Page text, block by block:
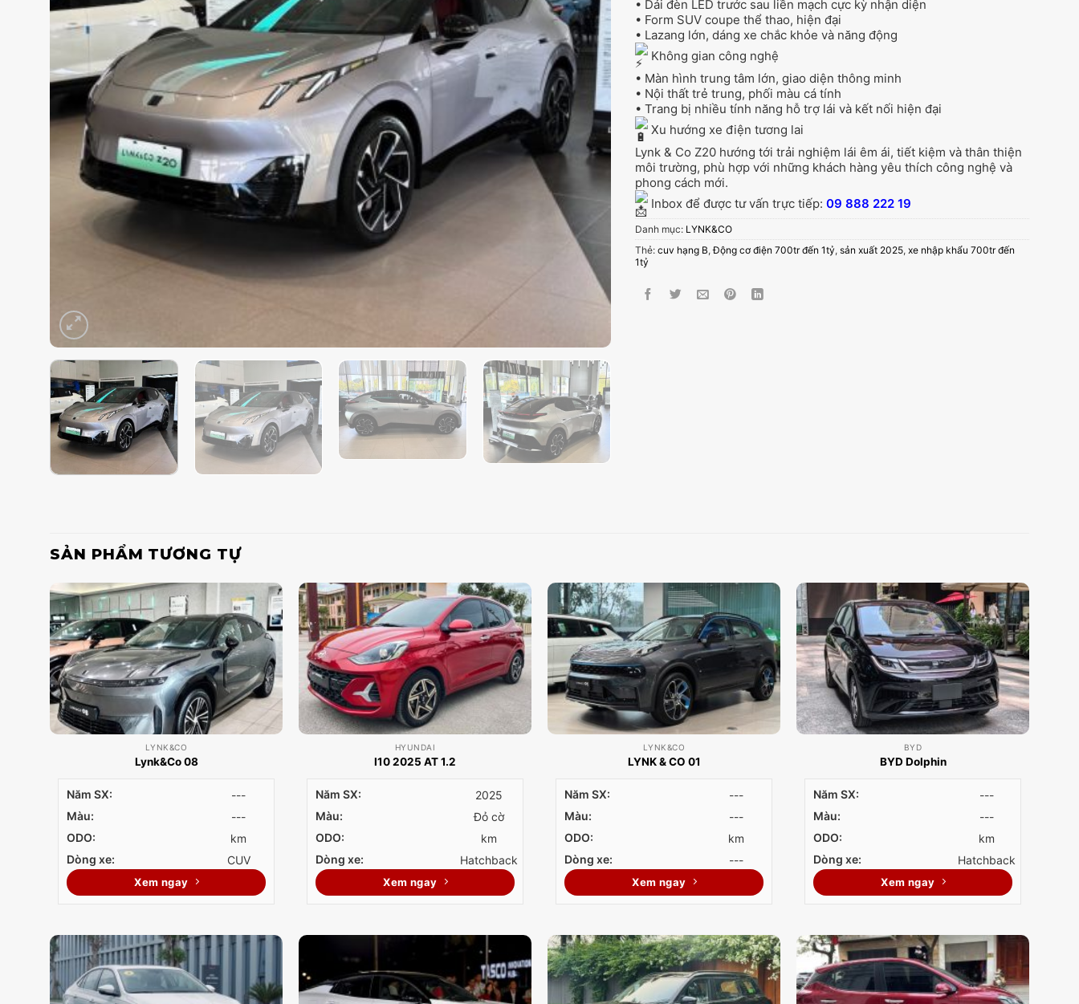
• Dải đèn LED trước sau liền mạch cực kỳ nhận diện
• Form SUV coupe thể thao, hiện đại
• Lazang lớn, dáng xe chắc khỏe và năng động
Không gian công nghệ
• Màn hình trung tâm lớn, giao diện thông minh
• Nội thất trẻ trung, phối màu cá tính
• Trang bị nhiều tính năng hỗ trợ lái và kết nối hiện đại
Xu hướng xe điện tương lai
Lynk & Co Z20 hướng tới trải nghiệm lái êm ái, tiết kiệm và thân thiện
môi trường, phù hợp với những khách hàng yêu thích công nghệ và
phong cách mới.
Inbox để được tư vấn trực tiếp:09 888 222 19
Danh mục: LYNK&CO
Thẻ:cuv hạng B,Động cơ điện 700tr đến 1tỷ,sản xuất 2025,xe nhập khẩu 700tr đến
1tỷ
SẢN PHẨM TƯƠNG TỰ
LYNK&CO
Lynk&Co 08
Năm SX:
---
Màu:
---
ODO:
km
Dòng xe:
CUV
Xem ngay
HYUNDAI
I10 2025 AT 1.2
Năm SX:
2025
Màu:
Đỏ cờ
ODO:
km
Dòng xe:
Hatchback
Xem ngay
LYNK&CO
LYNK & CO 01
Năm SX:
---
Màu:
---
ODO:
km
Dòng xe:
---
Xem ngay
BYD
BYD Dolphin
Năm SX:
---
Màu:
---
ODO:
km
Dòng xe:
Hatchback
Xem ngay